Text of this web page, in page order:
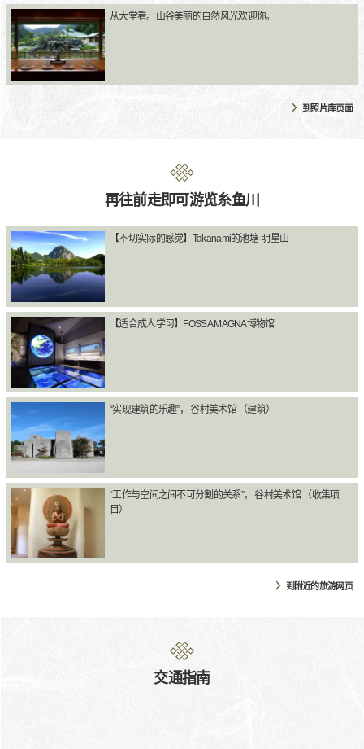
从大堂看。山谷美丽的自然风光欢迎你。
到照片库页面
再往前走即可游览糸鱼川
【不切实际的感觉】Takanami的池塘·明星山
【适合成人学习】FOSSA MAGNA博物馆
“实现建筑的乐趣”， 谷村美术馆 （建筑）
“工作与空间之间不可分割的关系”， 谷村美术馆 （收集项
目）
到附近的旅游网页
交通指南